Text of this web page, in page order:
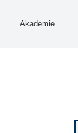
Akademie